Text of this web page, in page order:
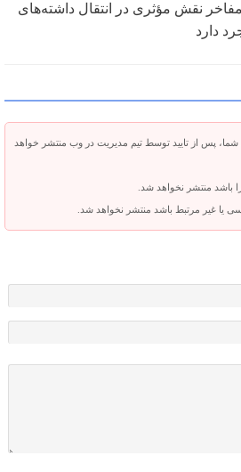
مفاخر نقش مؤثری در انتقال داشته‌های
دارد
پس از تایید توسط تیم مدیریت در وب منتشر خواهد
باشد منتشر نخواهد شد.
یا غیر مرتبط باشد منتشر نخواهد شد.